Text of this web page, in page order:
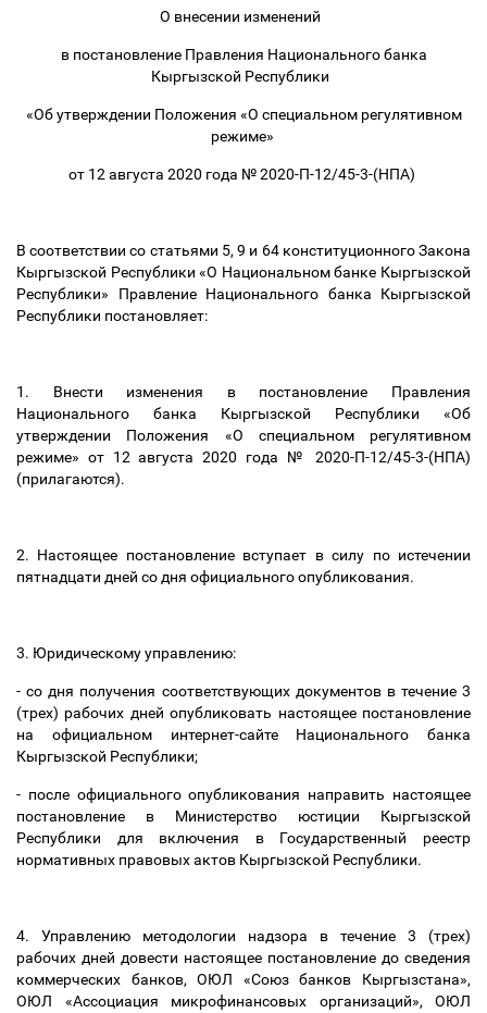
О внесении изменений
в постановление Правления Национального банка
Кыргызской Республики
«Об утверждении Положения «О специальном регулятивном
режиме»
от 12 августа 2020 года № 2020-П-12/45-3-(НПА)
В соответствии со статьями 5, 9 и 64 конституционного Закона
Кыргызской Республики «О Национальном банке Кыргызской
Республики» Правление Национального банка Кыргызской
Республики постановляет:
1. Внести изменения в постановление Правления
Национального банка Кыргызской Республики «Об
утверждении Положения «О специальном регулятивном
режиме» от 12 августа 2020 года № 2020-П-12/45-3-(НПА)
(прилагаются).
2. Настоящее постановление вступает в силу по истечении
пятнадцати дней со дня официального опубликования.
3. Юридическому управлению:
- со дня получения соответствующих документов в течение 3
(трех) рабочих дней опубликовать настоящее постановление
на официальном интернет-сайте Национального банка
Кыргызской Республики;
- после официального опубликования направить настоящее
постановление в Министерство юстиции Кыргызской
Республики для включения в Государственный реестр
нормативных правовых актов Кыргызской Республики.
4. Управлению методологии надзора в течение 3 (трех)
рабочих дней довести настоящее постановление до сведения
коммерческих банков, ОЮЛ «Союз банков Кыргызстана»,
ОЮЛ «Ассоциация микрофинансовых организаций», ОЮЛ